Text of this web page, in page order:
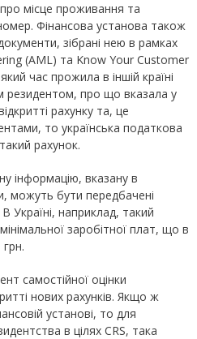
місце проживання та
Фінансова установа також
зібрані нею в рамках
(AML) та Know Your Customer
час прожила в іншій країні
резидентом, про що вказала у
рахунку та, це
то українська податкова
рахунок.
інформацію, вказану в
можуть бути передбачені
Україні, наприклад, такий
заробітної плат, що в
самостійної оцінки
нових рахунків. Якщо ж
установі, то для
в цілях CRS, така